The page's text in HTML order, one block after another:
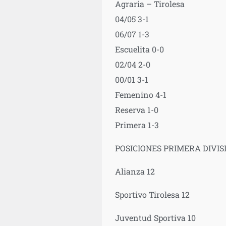
Agraria – Tirolesa
04/05 3-1
06/07 1-3
Escuelita 0-0
02/04 2-0
00/01 3-1
Femenino 4-1
Reserva 1-0
Primera 1-3
POSICIONES PRIMERA
Alianza 12
Sportivo Tirolesa 12
Juventud Sportiva 10